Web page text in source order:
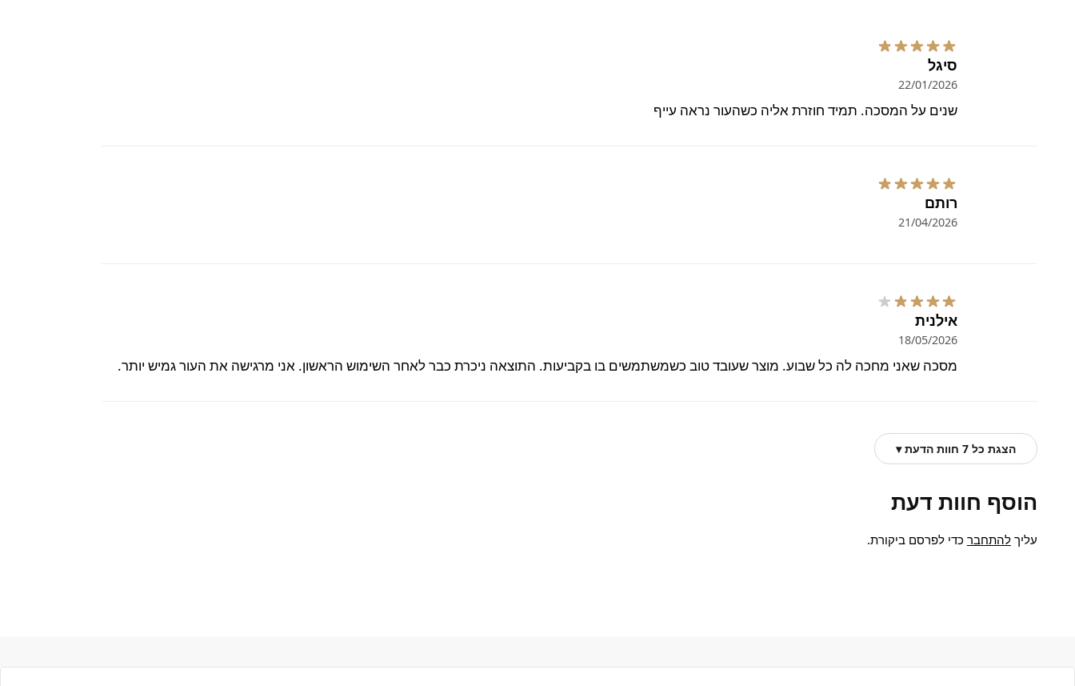
סיגל
22/01/2026
שנים על המסכה. תמיד חוזרת אליה כשהעור נראה עייף
רותם
21/04/2026
אילנית
18/05/2026
מסכה שאני מחכה לה כל שבוע. מוצר שעובד טוב כשמשתמשים בו בקביעות. התוצאה ניכרת כבר לאחר השימוש הראשון. אני מרגישה את העור גמיש יותר.
הצגת כל 7 חוות הדעת ▾
הוסף חוות דעת
עליךלהתחבר כדי לפרסם ביקורת.